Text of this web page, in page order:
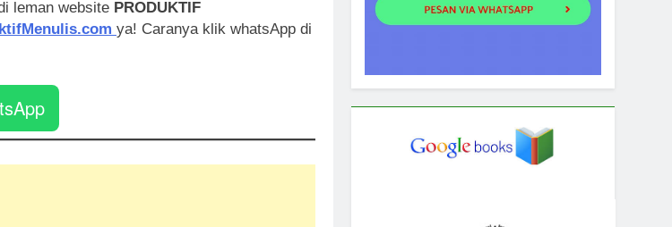
leman website PRODUKTIF
ya! Caranya klik whatsApp di